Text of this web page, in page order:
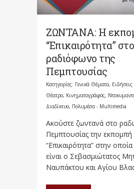
ΖΩΝΤΑΝΑ: Η
“Επικαιρότητα” στο
ραδιόφωνο της
Πεμπτουσίας
Κατηγορίες: Γενικά Θέματα,
Θέατρο, Κινηματογράφος,
Διαδίκτυο, Πολυμέσα - Multimedia
Ακούστε ζωντανά στο
Πεμπτουσίας την εκπομπή
“Επικαιρότητα” στην
είναι ο Σεβασμιώτατος
Ναυπάκτου και Αγίου